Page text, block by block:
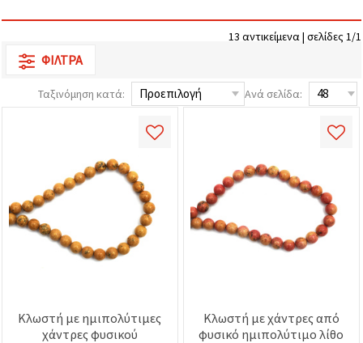
διαφημίσεις,
άλλων με
τη βοήθεια
μάρκετινγκ.
Μπορείτε
να
συμφωνήσετε
χρησιμοποιήσετε
ιστότοπο!
13 αντικείμενα | σελίδες 1/1
ΦΊΛΤΡΑ
Ταξινόμηση κατά: Ανά σελίδα:
Κλωστή με ημιπολύτιμες
χάντρες φυσικού
Κλωστή με χάντρες από
φυσικό ημιπολύτιμο λίθο